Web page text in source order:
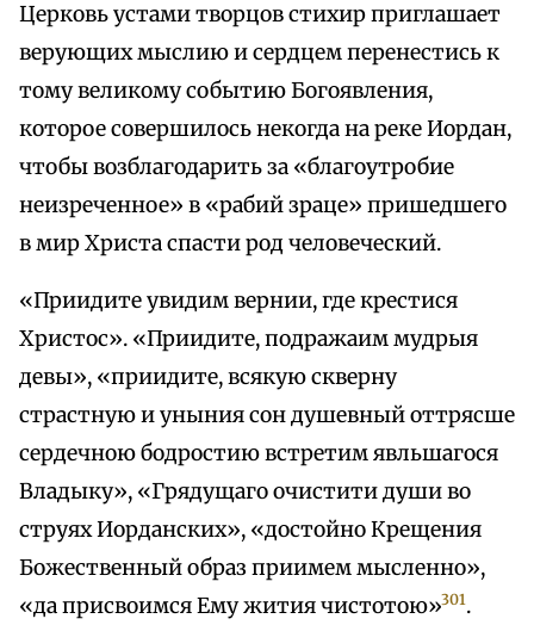
Церковь устами творцов стихир приглашает
верующих мыслию и сердцем перенестись к
тому великому событию Богоявления,
которое совершилось некогда на реке Иордан,
чтобы возблагодарить за «благоутробие
неизреченное» в «рабий зраце» пришедшего
в мир Христа спасти род человеческий.
«Приидите увидим вернии, где крестися
Христос». «Приидите, подражаим мудрыя
девы», «приидите, всякую скверну
страстную и уныния сон душевный оттрясше
сердечною бодростию встретим явльшагося
Владыку», «Грядущаго очистити души во
струях Иорданских», «достойно Крещения
Божественный образ приимем мысленно»,
«да присвоимся Ему жития чистотою»301.